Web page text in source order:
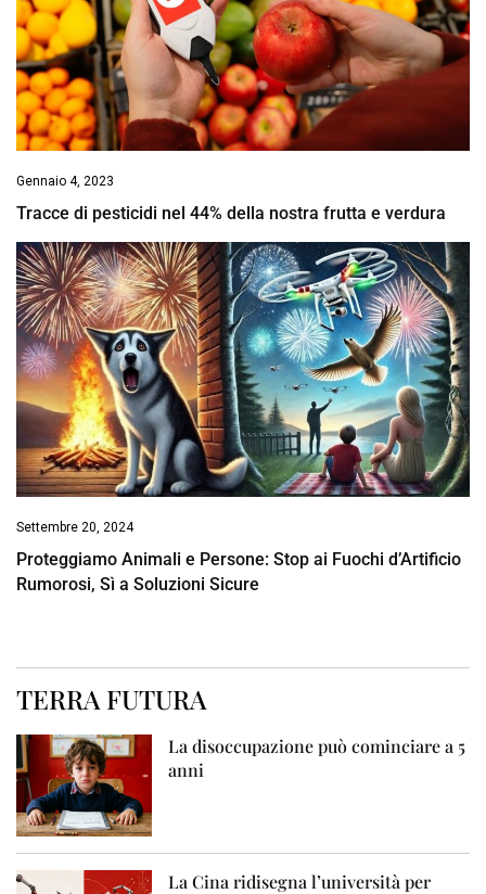
Gennaio 4, 2023
Tracce di pesticidi nel 44% della nostra frutta e verdura
Settembre 20, 2024
Proteggiamo Animali e Persone: Stop ai Fuochi d’Artificio
Rumorosi, Sì a Soluzioni Sicure
TERRA FUTURA
La disoccupazione può cominciare a 5
anni
La Cina ridisegna l’università per